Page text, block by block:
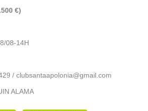
€)
08-14H
/ clubsantaapolonia@gmail.com
ALAMA